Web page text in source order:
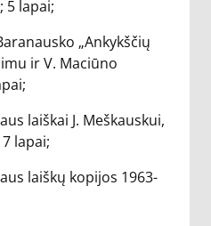
5 lapai;
„Ankykščių
ir V. Maciūno
laiškai J. Meškauskui,
lapai;
laiškų kopijos 1963-